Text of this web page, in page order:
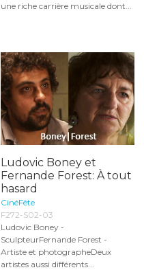
une riche carrière musicale dont...
Ludovic Boney et
Fernande Forest: À tout
hasard
CinéFête
F272-S02-03
Ludovic Boney -
SculpteurFernande Forest -
Artiste et photographeDeux
artistes aussi différents...